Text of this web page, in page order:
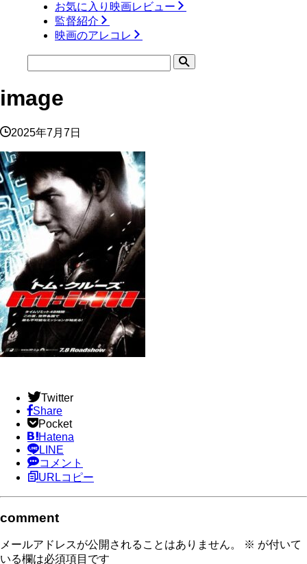
お気に入り映画レビュー
監督紹介
映画のアレコレ
image
2025年7月7日
Twitter
Share
Pocket
Hatena
LINE
コメント
URLコピー
comment
メールアドレスが公開されることはありません。 ※ が付いて
いる欄は必須項目です